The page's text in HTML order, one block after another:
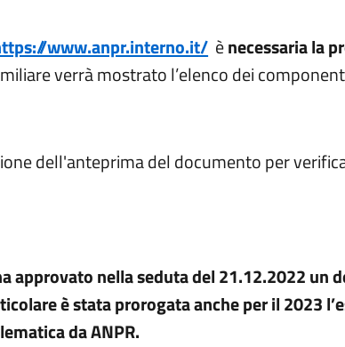
www.anpr.interno.it/ ènecessaria la
verrà mostrato l’elenco dei
dell'anteprima del documento per
approvato nella seduta del 21.12.2022
è stata prorogata anche per il 2023
da ANPR.